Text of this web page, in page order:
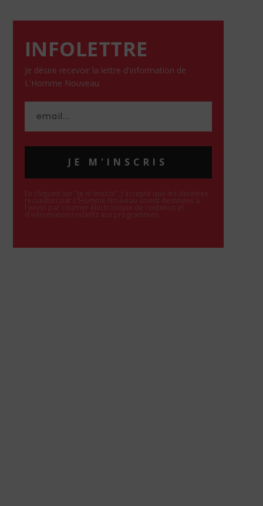
INFOLETTRE
Je désire recevoir la lettre d'information de
L'Homme Nouveau
JE M'INSCRIS
En cliquant sur "Je m'inscris", j'accepte que les données
recueillies par L'Homme Nouveau soient destinées à
l'envoi par courrier électronique de contenus et
d'informations relatifs aux programmes.